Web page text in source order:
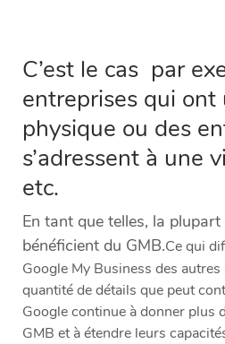
C’est le cas par
entreprises qui ont
physique ou des
s’adressent à une
etc.
En tant que telles, la
bénéficient du GMB.Ce qui
Google My Business des autres
quantité de détails que peut
Google continue à donner plus
GMB et à étendre leurs